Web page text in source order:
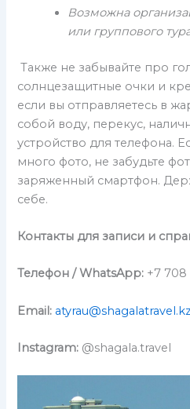
Возможна
или группового
Также не забывайте про
солнцезащитные очки и
если вы отправляетесь в
собой воду, перекус,
устройство для телефона.
много фото, не забудьте
заряженный смартфон.
себе.
Контакты для записи и
Телефон / WhatsApp: +7 708
Email:
Instagram: @shagala.travel